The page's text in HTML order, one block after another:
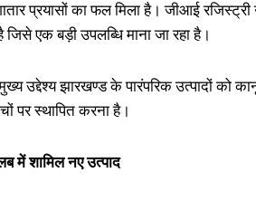
प्रयासों का फल मिला है। जीआई
जिसे एक बड़ी उपलब्धि माना जा रहा है।
उद्देश्य झारखण्ड के पारंपरिक उत्पादों को
पर स्थापित करना है।
मेंशामिलनएउत्पाद